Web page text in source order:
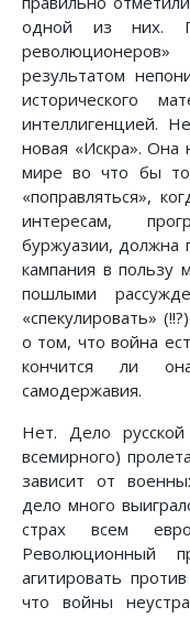
одной из них.
результатом
исторического
интеллигенцией.
новая «Искра». Она
мире во что бы то
«поправляться»,
интересам,
буржуазии, должна
кампания в пользу
пошлыми
«спекулировать»
о том, что война
кончится ли
самодержавия.
Нет. Дело
всемирного)
зависит от
дело много
страх всем
Революционный
агитировать
что войны